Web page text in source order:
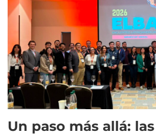
Un paso más allá: